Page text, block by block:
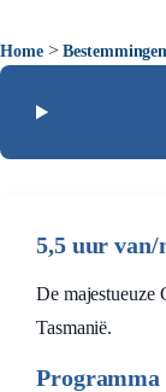
Home>Bestemmingen
5,5 uur van/
De majestueuze
Tasmanië.
Programma